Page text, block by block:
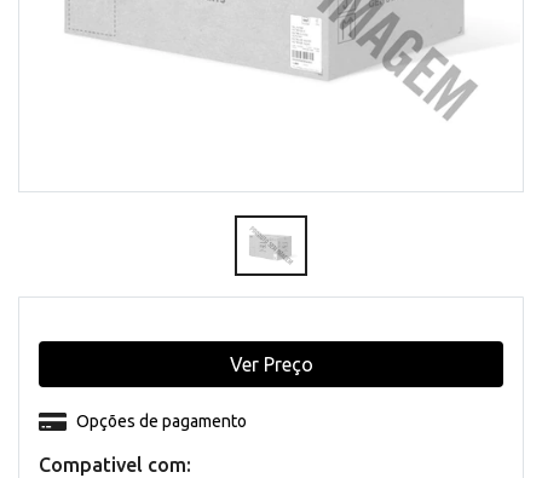
Compativel com:
Opções de pagamento
Ver Preço